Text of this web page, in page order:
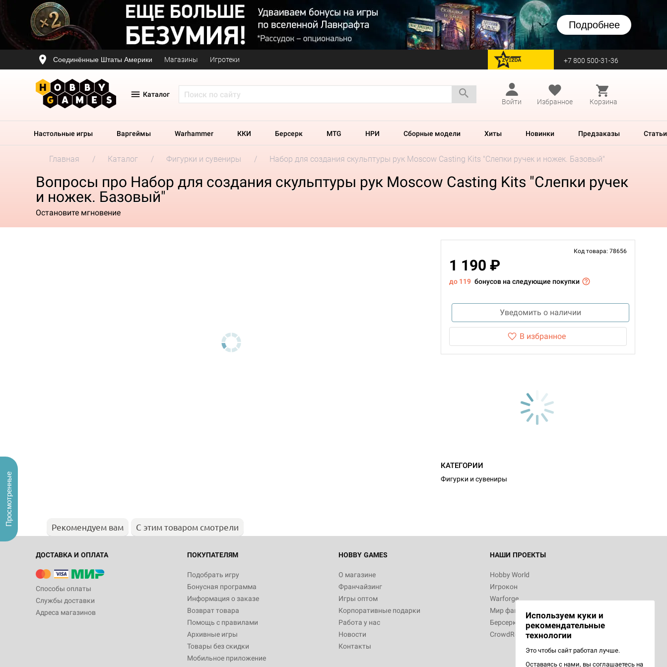
Подробнее
Соединённые Штаты Америки Магазины Игротеки перейти на Zvezda +7 800 500-31-36
Каталог
Войти
Избранное Корзина
Настольные игры Варгеймы Warhammer ККИ Берсерк MTG НРИ Сборные модели Хиты Новинки Предзаказы Статьи
Главная Каталог Фигурки и сувениры Набор для создания скульптуры рук Moscow Casting Kits "Слепки ручек и ножек. Базовый"
Вопросы про Набор для создания скульптуры рук Moscow Casting Kits "Слепки ручек
и ножек. Базовый"
Остановите мгновение
Код товара: 78656
1 190 ₽
до 119 бонусов на следующие покупки
Уведомить о наличии
В избранное
КАТЕГОРИИ
Фигурки и сувениры
Рекомендуем вам С этим товаром смотрели
ДОСТАВКА И ОПЛАТА
Способы оплаты
Службы доставки
Адреса магазинов
ПОКУПАТЕЛЯМ
Подобрать игру
Бонусная программа
Информация о заказе
Возврат товара
Помощь с правилами
Архивные игры
Товары без скидки
Мобильное приложение
HOBBY GAMES
О магазине
Франчайзинг
Игры оптом
Корпоративные подарки
Работа у нас
Новости
Контакты
НАШИ ПРОЕКТЫ
Hobby World
Игрокон
Warforge
Мир фантастики
Берсерк
CrowdRepublic
Используем куки и
рекомендательные
технологии
Это чтобы сайт работал лучше.
Оставаясь с нами, вы соглашаетесь на
Просмотренные
Настольная игра Hobby World Монстры
Белая смерть
12 990
Настольная игра Hobby World Берсерк.
3 490